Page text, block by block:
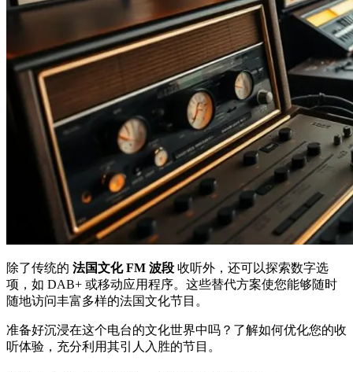
除了传统的 法国文化 FM 波段 收听外，还可以探索数字选
项，如 DAB+ 或移动应用程序。这些替代方案使您能够随时
随地访问丰富多样的法国文化节目。
准备好沉浸在这个电台的文化世界中吗？了解如何优化您的收
听体验，充分利用其引人入胜的节目。